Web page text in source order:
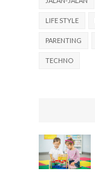
LIFE STYLE
PARENTING
TECHNO